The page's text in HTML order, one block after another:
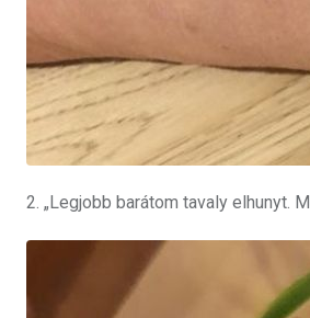
2. „Legjobb barátom tavaly elhunyt.